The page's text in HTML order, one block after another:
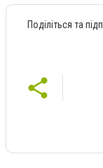
Поділіться та